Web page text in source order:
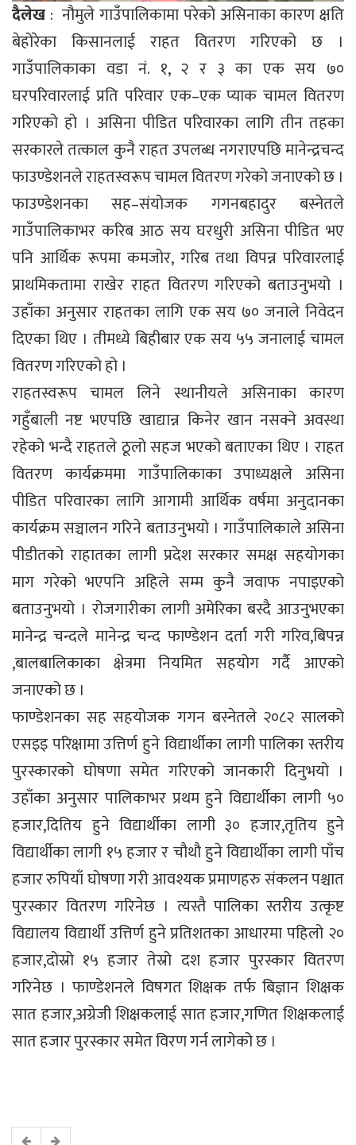
दैलेख : नौमुले गाउँपालिकामा परेको असिनाका कारण क्षति
बेहोरेका किसानलाई राहत वितरण गरिएको छ ।
गाउँपालिकाका वडा नं. १, २ र ३ का एक सय ७०
घरपरिवारलाई प्रति परिवार एक–एक प्याक चामल वितरण
गरिएको हो । असिना पीडित परिवारका लागि तीन तहका
सरकारले तत्काल कुनै राहत उपलब्ध नगराएपछि मानेन्द्रचन्द
फाउण्डेशनले राहतस्वरूप चामल वितरण गरेको जनाएको छ ।
फाउण्डेशनका सह–संयोजक गगनबहादुर बस्नेतले
गाउँपालिकाभर करिब आठ सय घरधुरी असिना पीडित भए
पनि आर्थिक रूपमा कमजोर, गरिब तथा विपन्न परिवारलाई
प्राथमिकतामा राखेर राहत वितरण गरिएको बताउनुभयो ।
उहाँका अनुसार राहतका लागि एक सय ७० जनाले निवेदन
दिएका थिए । तीमध्ये बिहीबार एक सय ५५ जनालाई चामल
वितरण गरिएको हो ।
राहतस्वरूप चामल लिने स्थानीयले असिनाका कारण
गहुँबाली नष्ट भएपछि खाद्यान्न किनेर खान नसक्ने अवस्था
रहेको भन्दै राहतले ठूलो सहज भएको बताएका थिए । राहत
वितरण कार्यक्रममा गाउँपालिकाका उपाध्यक्षले असिना
पीडित परिवारका लागि आगामी आर्थिक वर्षमा अनुदानका
कार्यक्रम सञ्चालन गरिने बताउनुभयो । गाउँपालिकाले असिना
पीडीतको राहातका लागी प्रदेश सरकार समक्ष सहयोगका
माग गरेको भएपनि अहिले सम्म कुनै जवाफ नपाइएको
बताउनुभयो । रोजगारीका लागी अमेरिका बस्दै आउनुभएका
मानेन्द्र चन्दले मानेन्द्र चन्द फाण्डेशन दर्ता गरी गरिव,बिपन्न
,बालबालिकाका क्षेत्रमा नियमित सहयोग गर्दै आएको
जनाएको छ ।
फाण्डेशनका सह सहयोजक गगन बस्नेतले २०८२ सालको
एसइइ परिक्षामा उत्तिर्ण हुने विद्यार्थीका लागी पालिका स्तरीय
पुरस्कारको घोषणा समेत गरिएको जानकारी दिनुभयो ।
उहाँका अनुसार पालिकाभर प्रथम हुने विद्यार्थीका लागी ५०
हजार,दितिय हुने विद्यार्थीका लागी ३० हजार,तृतिय हुने
विद्यार्थीका लागी १५ हजार र चौथौ हुने विद्यार्थीका लागी पाँच
हजार रुपियाँ घोषणा गरी आवश्यक प्रमाणहरु संकलन पश्चात
पुरस्कार वितरण गरिनेछ । त्यस्तै पालिका स्तरीय उत्कृष्ट
विद्यालय विद्यार्थी उत्तिर्ण हुने प्रतिशतका आधारमा पहिलो २०
हजार,दोस्रो १५ हजार तेस्रो दश हजार पुरस्कार वितरण
गरिनेछ । फाण्डेशनले विषगत शिक्षक तर्फ बिज्ञान शिक्षक
सात हजार,अग्रेजी शिक्षकलाई सात हजार,गणित शिक्षकलाई
सात हजार पुरस्कार समेत विरण गर्न लागेको छ ।